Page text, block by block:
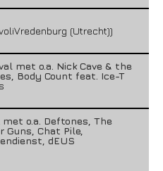
(Utrecht))
met o.a. Nick Cave & the
Body Count feat. Ice-T
o.a. Deftones, The
Guns, Chat Pile,
dEUS